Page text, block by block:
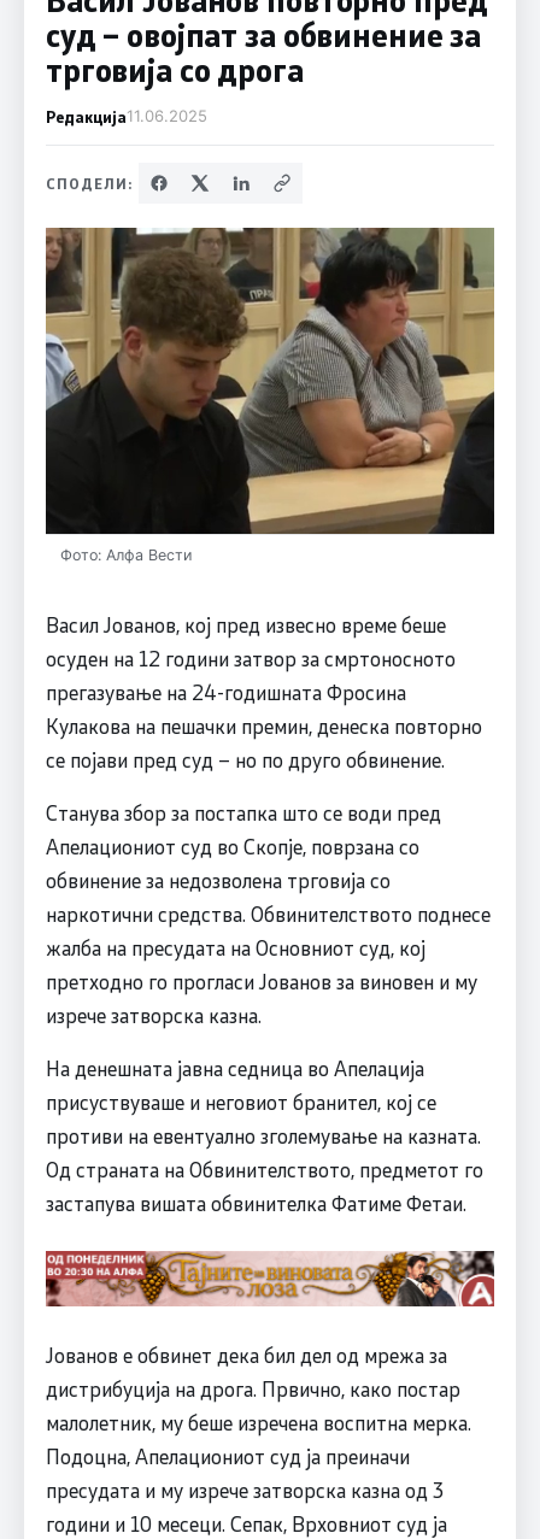
суд – овојпат за обвинение за
трговија со дрога
Редакција11.06.2025
СПОДЕЛИ:
Фото: Алфа Вести
Васил Јованов, кој пред извесно време беше
осуден на 12 години затвор за смртоносното
прегазување на 24-годишната Фросина
Кулакова на пешачки премин, денеска повторно
се појави пред суд – но по друго обвинение.
Станува збор за постапка што се води пред
Апелациониот суд во Скопје, поврзана со
обвинение за недозволена трговија со
наркотични средства. Обвинителството поднесе
жалба на пресудата на Основниот суд, кој
претходно го прогласи Јованов за виновен и му
изрече затворска казна.
На денешната јавна седница во Апелација
присуствуваше и неговиот бранител, кој се
противи на евентуално зголемување на казната.
Од страната на Обвинителството, предметот го
застапува вишата обвинителка Фатиме Фетаи.
Јованов е обвинет дека бил дел од мрежа за
дистрибуција на дрога. Првично, како постар
малолетник, му беше изречена воспитна мерка.
Подоцна, Апелациониот суд ја преиначи
пресудата и му изрече затворска казна од 3
години и 10 месеци. Сепак, Врховниот суд ја